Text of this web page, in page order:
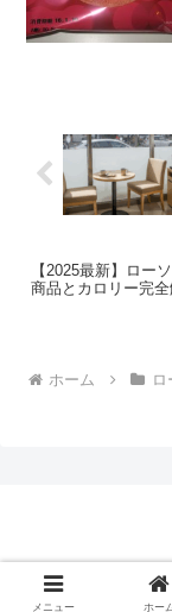
【2025最新】ロー
商品とカロリー完全
ホーム ロ
メニュー ホー